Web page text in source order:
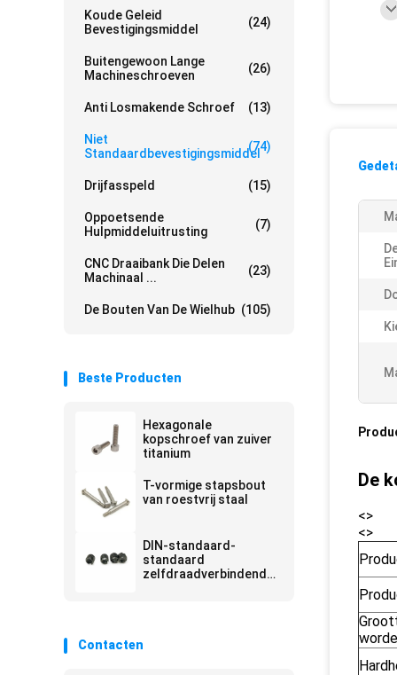
Koude Geleid
Bevestigingsmiddel
(24)
Buitengewoon Lange
Machineschroeven
(26)
Anti Losmakende Schroef (13)
Niet
Standaardbevestigingsmiddel(74)
Drijfasspeld (15)
Oppoetsende
Hulpmiddeluitrusting
(7)
CNC Draaibank Die Delen
Machinaal ...
(23)
De Bouten Van De Wielhub (105)
Beste Producten
Hexagonale
kopschroef van zuiver
titanium
T-vormige stapsbout
van roestvrij staal
DIN-standaard-
standaard
zelfdraadverbindende
Contacten
De
<>
<>